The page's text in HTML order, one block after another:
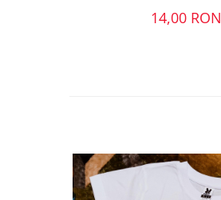
14,00 RON